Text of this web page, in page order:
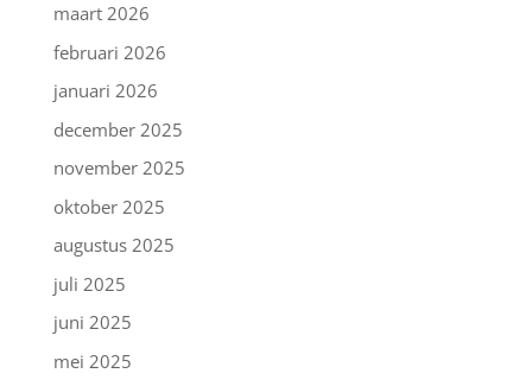
maart 2026
februari 2026
januari 2026
december 2025
november 2025
oktober 2025
augustus 2025
juli 2025
juni 2025
mei 2025